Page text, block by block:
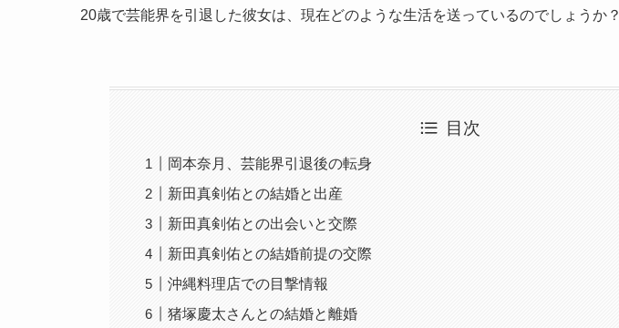
20歳で芸能界を引退した彼女は、現在どのような生活を送っているのでしょうか？
目次
岡本奈月、芸能界引退後の転身
新田真剣佑との結婚と出産
新田真剣佑との出会いと交際
新田真剣佑との結婚前提の交際
沖縄料理店での目撃情報
猪塚慶太さんとの結婚と離婚